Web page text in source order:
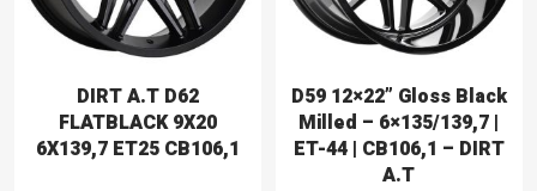
DIRT A.T D62
FLATBLACK 9X20
6X139,7 ET25 CB106,1
D59 12×22” Gloss Black
Milled – 6×135/139,7 |
ET-44 | CB106,1 – DIRT
A.T